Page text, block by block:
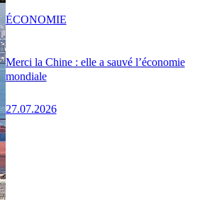
Merci la Chine : elle a sauvé l’économie
mondiale
27.07.2026
ÉCONOMIE